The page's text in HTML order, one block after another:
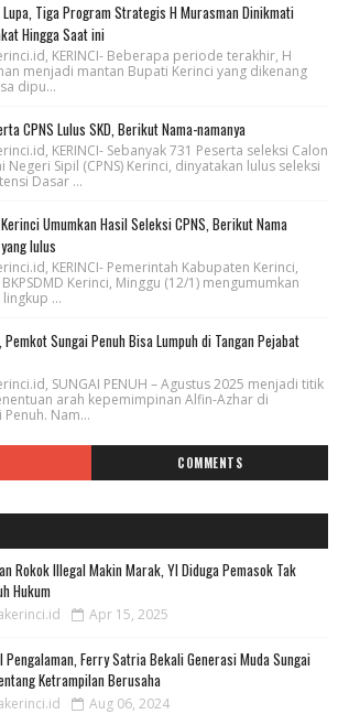
Tiga Program Strategis H Murasman Dinikmati
Hingga Saat ini
KERINCI- Beberapa periode terakhir, H
menjadi mantan Bupati Kerinci yang dikenang
dipu...
CPNS Lulus SKD, Berikut Nama-namanya
KERINCI- Sebanyak 731 Peserta seleksi Calon
Negeri Sipil (CPNS) Kerinci, dinyatakan lulus seleksi
Dasar ...
Umumkan Hasil Seleksi CPNS, Berikut Nama
lulus
KERINCI- Pemerintah Kabupaten Kerinci,
Kerinci, Minggu (12/1) mengumumkan
lingkup ...
Pemkot Sungai Penuh Bisa Lumpuh di Tangan Pejabat
SUNGAI PENUH – Agustus 2025 menjadi titik
arah kepemimpinan Alfin-Azhar di
Nam...
COMMENTS
Rokok Illegal Makin Marak, YI Diduga Pemasok Tak
Hukum
Apr 15, 2025
Pengalaman, Ferry Satria Bekali Generasi Muda Sungai
Ketrampilan Berusaha
Aug 06, 2024